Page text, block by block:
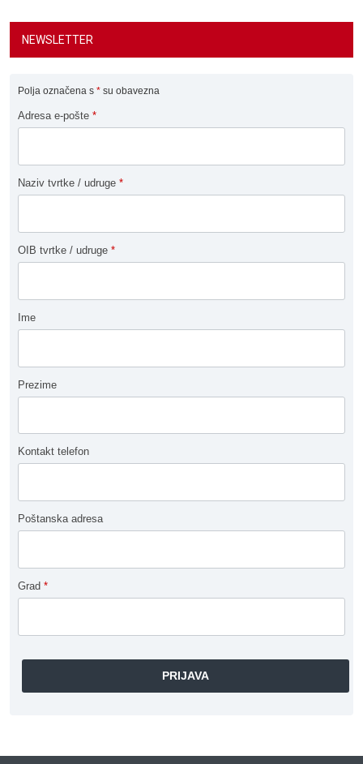
NEWSLETTER
Polja označena s * su obavezna
Adresa e-pošte *
Naziv tvrtke / udruge *
OIB tvrtke / udruge *
Ime
Prezime
Kontakt telefon
Poštanska adresa
Grad *